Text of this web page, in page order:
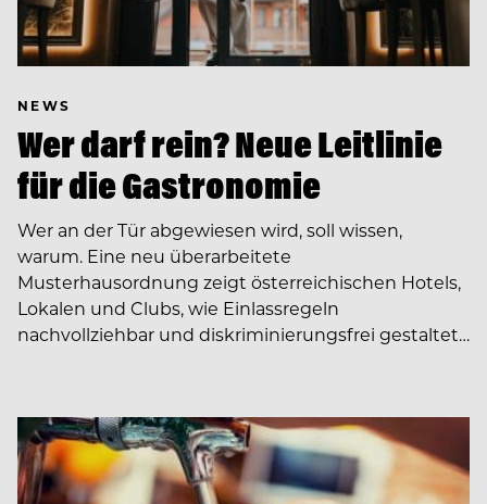
NEWS
Wer darf rein? Neue Leitlinie
für die Gastronomie
Wer an der Tür abgewiesen wird, soll wissen,
warum. Eine neu überarbeitete
Musterhausordnung zeigt österreichischen Hotels,
Lokalen und Clubs, wie Einlassregeln
nachvollziehbar und diskriminierungsfrei gestaltet…